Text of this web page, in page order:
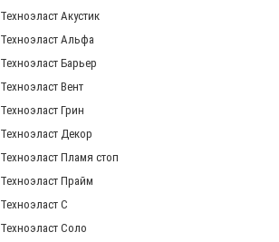
Техноэласт Акустик
Техноэласт Альфа
Техноэласт Барьер
Техноэласт Вент
Техноэласт Грин
Техноэласт Декор
Техноэласт Пламя стоп
Техноэласт Прайм
Техноэласт С
Техноэласт Соло